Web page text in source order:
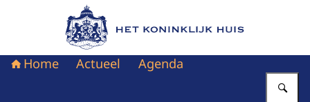
Naar de homepage van Het Koninklijk Huis
Home Actueel Agenda